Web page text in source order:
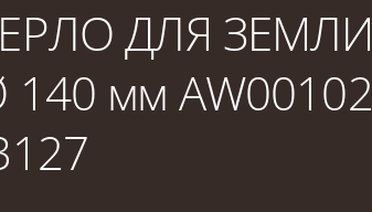
ДЛЯ ЗЕМЛИ
140 мм AW00102